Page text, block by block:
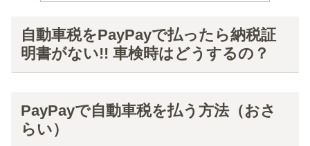
自動車税をPayPayで払ったら納税証
明書がない!! 車検時はどうするの？
PayPayで自動車税を払う方法（おさ
らい）